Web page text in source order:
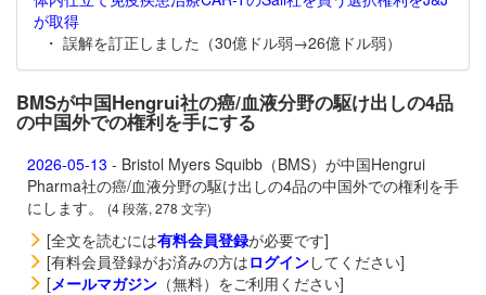
が取得
・ 誤解を訂正しました（30億ドル弱→26億ドル弱）
BMSが中国Hengrui社の癌/血液分野の駆け出しの4品
の中国外での権利を手にする
2026-05-13 - Bristol Myers Squibb（BMS）が中国Hengrui
Pharma社の癌/血液分野の駆け出しの4品の中国外での権利を手
にします。
(4 段落, 278 文字)
[全文を読むには有料会員登録が必要です]
[有料会員登録がお済みの方はログインしてください]
[メールマガジン （無料）をご利用ください]